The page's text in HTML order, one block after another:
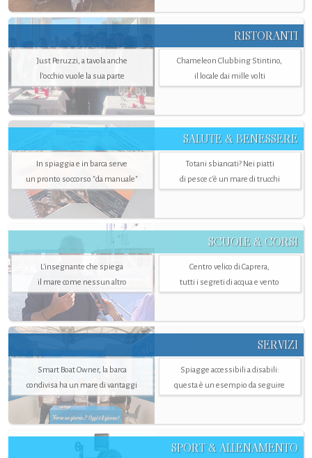
RISTORANTI
Just Peruzzi, a tavola anche
l’occhio vuole la sua parte
Chameleon Clubbing Stintino,
il locale dai mille volti
SALUTE & BENESSERE
In spiaggia e in barca serve
un pronto soccorso "da manuale"
Totani sbiancati? Nei piatti
di pesce c'è un mare di trucchi
SCUOLE & CORSI
L'insegnante che spiega
il mare come nessun altro
Centro velico di Caprera,
tutti i segreti di acqua e vento
SERVIZI
Smart Boat Owner, la barca
condivisa ha un mare di vantaggi
Spiagge accessibili a disabili:
questa è un esempio da seguire
SPORT & ALLENAMENTO